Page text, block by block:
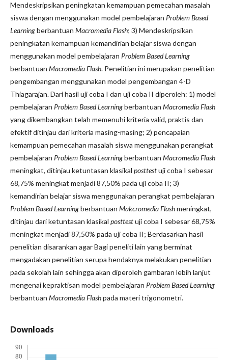
Mendeskripsikan peningkatan kemampuan pemecahan masalah
siswa dengan menggunakan model pembelajaran Problem Based
Learningberbantuan Macromedia Flash; 3) Mendeskripsikan
peningkatan kemampuan kemandirian belajar siswa dengan
menggunakan model pembelajaran Problem Based Learning
berbantuan Macromedia Flash. Penelitian ini merupakan penelitian
pengembangan menggunakan model pengembangan 4-D
Thiagarajan. Dari hasil uji coba I dan uji coba II diperoleh: 1) model
pembelajaran Problem Based Learningberbantuan Macromedia Flash
yang dikembangkan telah memenuhi kriteria valid, praktis dan
efektif ditinjau dari kriteria masing-masing; 2) pencapaian
kemampuan pemecahan masalah siswa menggunakan perangkat
pembelajaran Problem Based Learningberbantuan Macromedia Flash
meningkat, ditinjau ketuntasan klasikal posttestuji coba I sebesar
68,75% meningkat menjadi 87,50% pada uji coba II; 3)
kemandirian belajar siswa menggunakan perangkat pembelajaran
Problem Based Learningberbantuan Makcromedia Flashmeningkat,
ditinjau dari ketuntasan klasikal posttestuji coba I sebesar 68,75%
meningkat menjadi 87,50% pada uji coba II; Berdasarkan hasil
penelitian disarankan agar Bagi peneliti lain yang berminat
mengadakan penelitian serupa hendaknya melakukan penelitian
pada sekolah lain sehingga akan diperoleh gambaran lebih lanjut
mengenai kepraktisan model pembelajaran Problem Based Learning
berbantuan Macromedia Flashpada materi trigonometri.
Downloads